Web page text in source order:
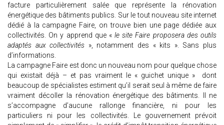
facture particulièrement salée que représente la rénovation
énergétique des bâtiments publics. Sur le tout nouveau site internet
dédié à la campagne Faire, on trouve bien une page dédiée aux
collectivités. On y apprend que «le site Faire proposera des outils
adaptés aux collectivités », notamment des « kits ». Sans plus
d’informations.
La campagne Faire est donc un nouveau nom pour quelque chose
qui existait déjà – et pas vraiment le « guichet unique » dont
beaucoup de spécialistes estiment qu’il serait seul à même de faire
vraiment décoller la rénovation énergétique des bâtiments. Il ne
s’accompagne d’aucune rallonge financière, ni pour les
particuliers ni pour les collectivités. Le gouvernement prévoit